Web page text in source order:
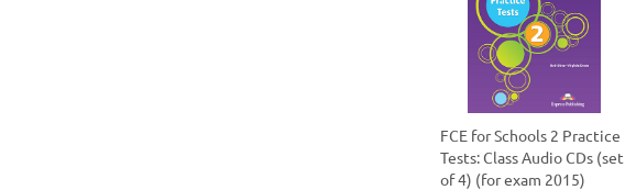
FCE for Schools 2 Practice
Tests: Class Audio CDs (set
of 4) (for exam 2015)